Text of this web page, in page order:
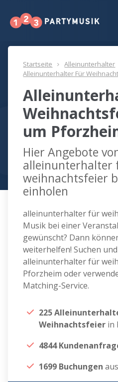
Startseite
Alleinunterhalter
Alleinunterhalter Für
um
Hier Angebote
alleinunterhalter
weihnachtsfeier
einholen
alleinunterhalter für
Musik bei einer
gewünscht? Dann
weiterhelfen! Suchen
alleinunterhalter für
Pforzheim oder
Matching-Service.
225
Weihnachtsfeier in
4844
1699 Buchungen